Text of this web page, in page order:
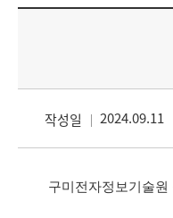
작성일 2024.09.11
구미전자정보기술원